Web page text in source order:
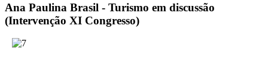
Ana Paulina Brasil - Turismo em discussão
(Intervenção XI Congresso)